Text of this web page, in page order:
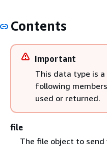
Contents
Important
This data type is a
following
used or returned.
file
The file object to